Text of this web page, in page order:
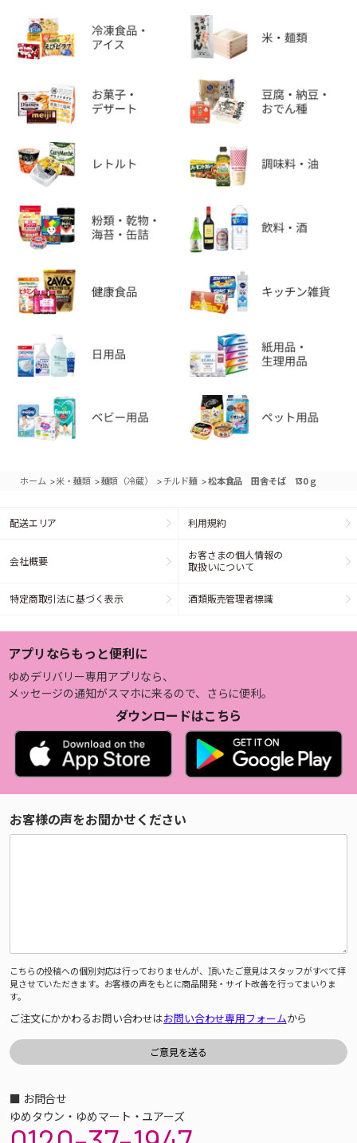
ホーム >米・麺類 >麺類（冷蔵） >チルド麺 >松本食品 田舎そば 130ｇ
配送エリア 利用規約
会社概要
お客さまの個人情報の
取扱いについて
特定商取引法に基づく表示 酒類販売管理者標識
アプリならもっと便利に
ゆめデリバリー専用アプリなら、
メッセージの通知がスマホに来るので、さらに便利。
ダウンロードはこちら
お客様の声をお聞かせください
こちらの投稿への個別対応は行っておりませんが、頂いたご意見はスタッフがすべて拝
見させていただきます。お客様の声をもとに商品開発・サイト改善を行ってまいりま
す。
ご注文にかかわるお問い合わせはお問い合わせ専用フォームから
■ お問合せ
ゆめタウン・ゆめマート・ユアーズ